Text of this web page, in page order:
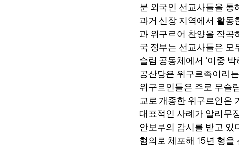
분 외국인 선교사들을 통
과거 신장 지역에서 활동
과 위구르어 찬양을 작곡
국 정부는 선교사들은 모
슬림 공동체에서 ‘이중 박
공산당은 위구르족이라
위구르인들은 주로 무슬
교로 개종한 위구르인은
대표적인 사례가 알리무
안보부의 감시를 받고 있
혐의로 체포해 15년 형을